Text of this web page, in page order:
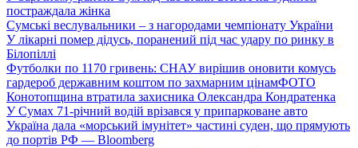
постраждала жінка
Сумські веслувальники – з нагородами чемпіонату України
У лікарні помер дідусь, поранений під час удару по ринку в
Білопіллі
Футболки по 1170 гривень: СНАУ вирішив оновити комусь
гардероб державним коштом по захмарним цінамФОТО
Конотопщина втратила захисника Олександра Кондратенка
У Сумах 71-річний водій врізався у припарковане авто
Україна дала «морський імунітет» частині суден, що прямують
до портів РФ — Bloomberg